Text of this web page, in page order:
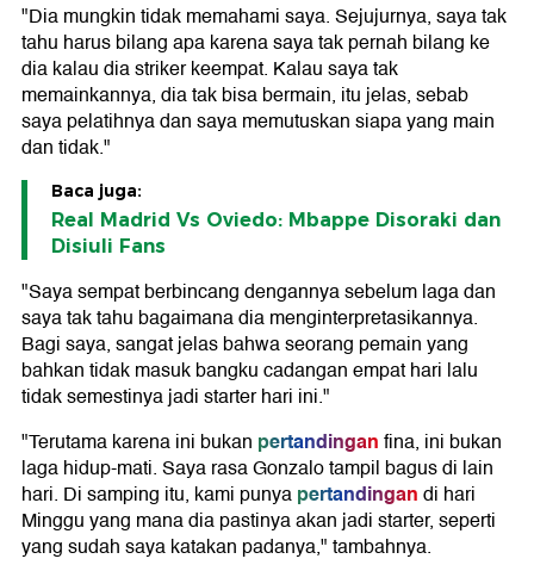
"Dia mungkin tidak memahami saya. Sejujurnya, saya tak
tahu harus bilang apa karena saya tak pernah bilang ke
dia kalau dia striker keempat. Kalau saya tak
memainkannya, dia tak bisa bermain, itu jelas, sebab
saya pelatihnya dan saya memutuskan siapa yang main
dan tidak."
Baca juga:
Real Madrid Vs Oviedo: Mbappe Disoraki dan
Disiuli Fans
"Saya sempat berbincang dengannya sebelum laga dan
saya tak tahu bagaimana dia menginterpretasikannya.
Bagi saya, sangat jelas bahwa seorang pemain yang
bahkan tidak masuk bangku cadangan empat hari lalu
tidak semestinya jadi starter hari ini."
"Terutama karena ini bukan pertandinganfina, ini bukan
laga hidup-mati. Saya rasa Gonzalo tampil bagus di lain
hari. Di samping itu, kami punyapertandingandi hari
Minggu yang mana dia pastinya akan jadi starter, seperti
yang sudah saya katakan padanya," tambahnya.